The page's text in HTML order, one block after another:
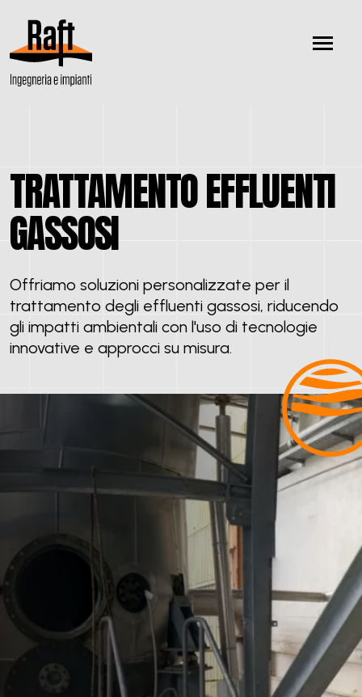
contenuto
principale
TRATTAMENTO EFFLUENTI
GASSOSI
Offriamo soluzioni personalizzate per il
trattamento degli effluenti gassosi, riducendo
gli impatti ambientali con l'uso di tecnologie
innovative e approcci su misura.